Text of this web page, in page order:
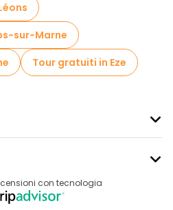
sur-Marne
Tour gratuiti in Eze
con tecnologia